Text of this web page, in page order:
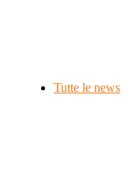
Tutte le news